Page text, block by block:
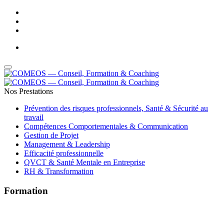
Nos Prestations
Prévention des risques professionnels, Santé & Sécurité au
travail
Compétences Comportementales & Communication
Gestion de Projet
Management & Leadership
Efficacité professionnelle
QVCT & Santé Mentale en Entreprise
RH & Transformation
Formation